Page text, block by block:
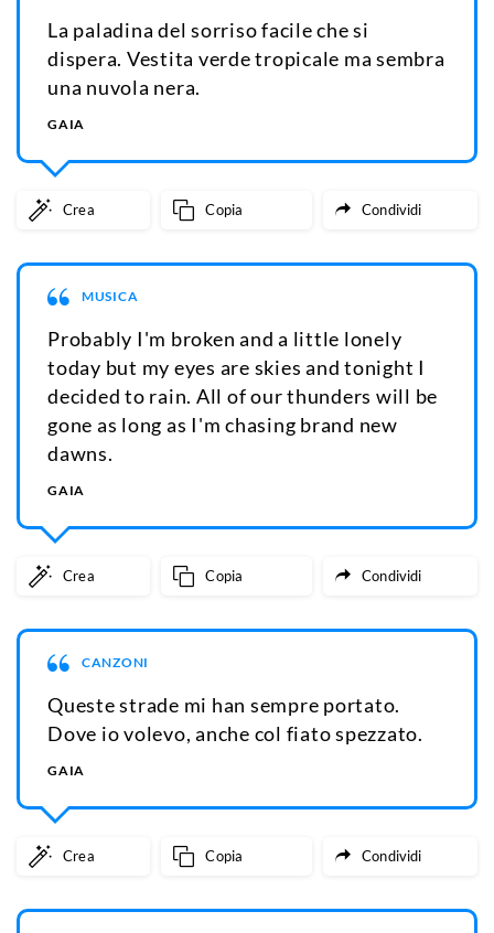
La paladina del sorriso facile che si
dispera. Vestita verde tropicale ma sembra
una nuvola nera.
GAIA
Crea Copia Condividi
MUSICA
Probably I'm broken and a little lonely
today but my eyes are skies and tonight I
decided to rain. All of our thunders will be
gone as long as I'm chasing brand new
dawns.
GAIA
Crea Copia Condividi
CANZONI
Queste strade mi han sempre portato.
Dove io volevo, anche col fiato spezzato.
GAIA
Crea Copia Condividi